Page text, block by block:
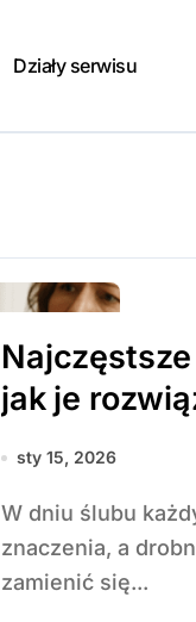
Działy serwisu
jak je
sty 15, 2026
W dniu ślubu każdy szczegół nabiera wyjątkowego
znaczenia, a
zamienić się...